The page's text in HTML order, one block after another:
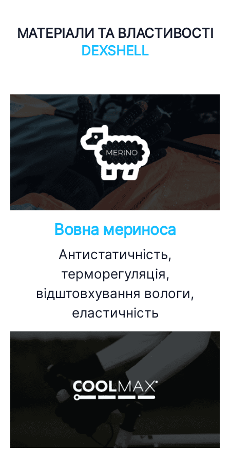
МАТЕРІАЛИ ТА ВЛАСТИВОСТІ
DEXSHELL
Вовна мериноса
Антистатичність,
терморегуляція,
відштовхування вологи,
еластичність